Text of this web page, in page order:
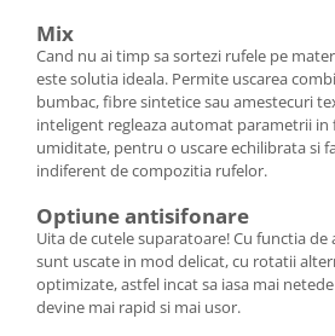
Mix
Cand nu ai timp sa sortezi rufele pe
este solutia ideala. Permite uscarea
bumbac, fibre sintetice sau amestecuri
inteligent regleaza automat parametrii in
umiditate, pentru o uscare echilibrata si
indiferent de compozitia rufelor.
Optiune antisifonare
Uita de cutele suparatoare! Cu functia
sunt uscate in mod delicat, cu rotatii
optimizate, astfel incat sa iasa mai
devine mai rapid si mai usor.